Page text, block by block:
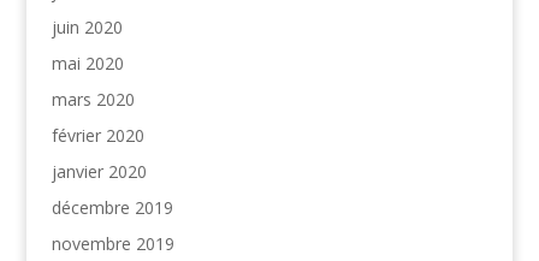
juin 2020
mai 2020
mars 2020
février 2020
janvier 2020
décembre 2019
novembre 2019